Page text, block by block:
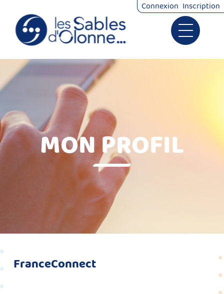
Ouvrir le
Démarches
Connexion Inscription
MON PROFIL
FranceConnect